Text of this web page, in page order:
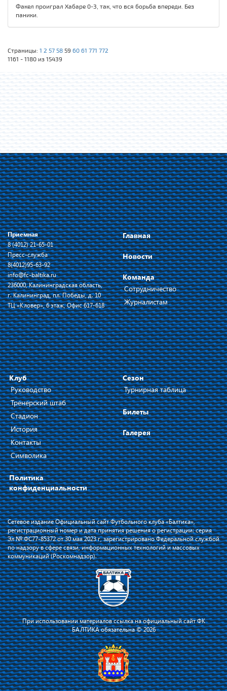
Факел проиграл Хабаре 0-3, так, что вся борьба впереди. Без
паники.
Страницы: 1 2 57 58 59 60 61 771 772
1161 - 1180 из 15439
Приемная
8 (4012) 21-65-01
Пресс-служба
8(4012)95-63-92
info@fc-baltika.ru
236000, Калининградская область,
г. Калининград, пл. Победы, д. 10
ТЦ «Кловер», 6 этаж, Офис 617-618
Главная
Новости
Команда
Сотрудничество
Журналистам
Клуб
Руководство
Тренерский штаб
Стадион
История
Контакты
Символика
Политика
конфиденциальности
Сезон
Турнирная таблица
Билеты
Галерея
Сетевое издание Официальный сайт Футбольного клуба «Балтика»,
регистрационный номер и дата принятия решения о регистрации: серия
Эл № ФС77-85372 от 30 мая 2023 г, зарегистрировано Федеральной службой
по надзору в сфере связи, информационных технологий и массовых
коммуникаций (Роскомнадзор).
При использовании материалов ссылка на официальный сайт ФК
БАЛТИКА обязательна © 2026